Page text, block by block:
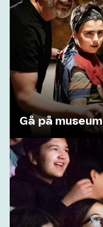
Gå på museum